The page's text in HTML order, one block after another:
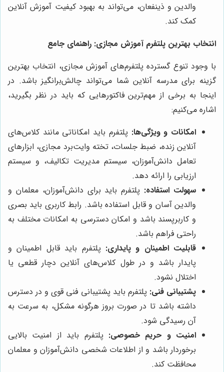
والدین و ذینفعان، می‌تواند به بهبود کیفیت آموزش آنلاین
کمک کند.
انتخاب بهترین پلتفرم آموزش مجازی: راهنمای جامع
با وجود تنوع گسترده پلتفرم‌های آموزش مجازی، انتخاب بهترین
گزینه برای مدرسه آنلاین شما می‌تواند چالش‌برانگیز باشد. در
اینجا به برخی از مهم‌ترین فاکتورهایی که باید در نظر بگیرید،
اشاره می‌کنیم:
امکانات و ویژگی‌ها: پلتفرم باید امکاناتی مانند کلاس‌های
آنلاین زنده، ضبط جلسات، تخته وایت‌برد مجازی، ابزارهای
تعامل دانش‌آموزان، سیستم مدیریت تکالیف، و سیستم
ارزیابی را ارائه دهد.
سهولت استفاده: پلتفرم باید برای دانش‌آموزان، معلمان و
والدین آسان و قابل استفاده باشد. رابط کاربری باید بصری
و کاربرپسند باشد و امکان دسترسی به امکانات مختلف به
راحتی فراهم باشد.
قابلیت اطمینان و پایداری: پلتفرم باید قابل اطمینان و
پایدار باشد و در طول کلاس‌های آنلاین دچار قطعی یا
اختلال نشود.
پشتیبانی فنی: پلتفرم باید پشتیبانی فنی قوی و در دسترس
داشته باشد تا در صورت بروز هرگونه مشکل، به سرعت به
آن رسیدگی شود.
امنیت و حریم خصوصی: پلتفرم باید از امنیت بالایی
برخوردار باشد و از اطلاعات شخصی دانش‌آموزان و معلمان
محافظت کند.